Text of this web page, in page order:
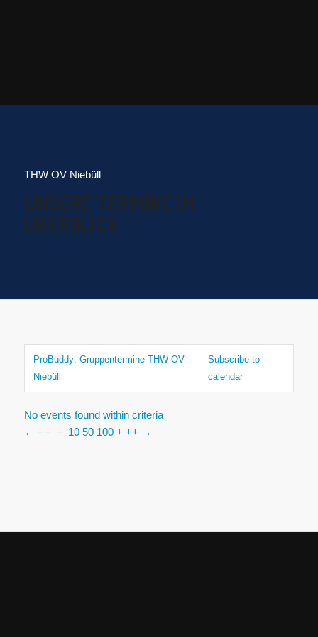
THW OV Niebüll
UNSERE TERMINE IM
ÜBERBLICK
ProBuddy: Gruppentermine THW OV
Niebüll
Subscribe to
calendar
No events found within criteria
← −− − 10 50 100 + ++ →